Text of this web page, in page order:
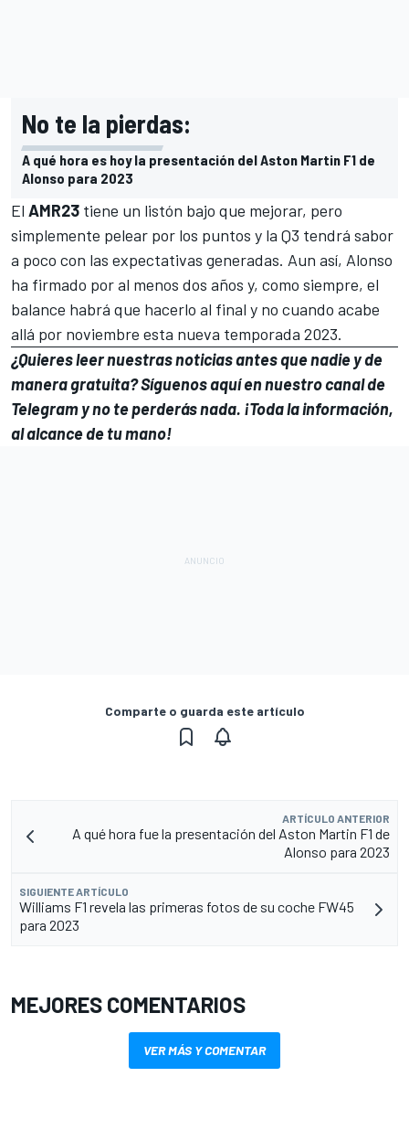
No te la pierdas:
A qué hora es hoy la presentación del Aston Martin F1 de
Alonso para 2023
El AMR23 tiene un listón bajo que mejorar, pero
simplemente pelear por los puntos y la Q3 tendrá sabor
a poco con las expectativas generadas. Aun así, Alonso
ha firmado por al menos dos años y, como siempre, el
balance habrá que hacerlo al final y no cuando acabe
allá por noviembre esta nueva temporada 2023.
¿Quieres leer nuestras noticias antes que nadie y de
manera gratuita? Síguenosaquí en nuestro canal de
Telegramy no te perderás nada. ¡Toda la información,
al alcance de tu mano!
Comparte o guarda este artículo
ARTÍCULO ANTERIOR
A qué hora fue la presentación del Aston Martin F1 de
Alonso para 2023
SIGUIENTE ARTÍCULO
Williams F1 revela las primeras fotos de su coche FW45
para 2023
MEJORES COMENTARIOS
VER MÁS Y COMENTAR